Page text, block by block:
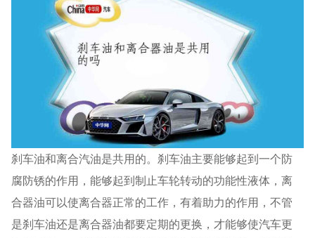
刹车油和离合汽油是共用的。刹车油主要能够起到一个防
腐防锈的作用，能够起到制止车轮转动的功能性液体，离
合器油可以使离合器正常的工作，有着助力的作用，不管
是刹车油还是离合器油都要定期的更换，才能够使汽车更